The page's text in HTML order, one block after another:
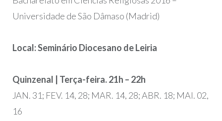
Universidade de São Dâmaso (Madrid)
Local: Seminário Diocesano de Leiria
Quinzenal | Terça-feira. 21h – 22h
JAN. 31; FEV. 14, 28; MAR. 14, 28; ABR. 18; MAI. 02,
16